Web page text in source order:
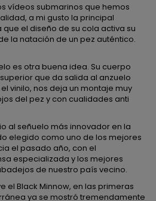
vídeos submarinos que hemos
a mi gusto la principal
el diseño de su cola activa su
la natación de un pez auténtico.
es otra buena idea. Su cuerpo
que da salida al anzuelo
vinilo, nos deja un montaje muy
del pez y con cualidades anti
al señuelo más innovador en la
elegido como uno de los mejores
el pasado año, con el
especializada y los mejores
de nuestro país vecino.
el Black Minnow, en las primeras
ya se mostró tremendamente